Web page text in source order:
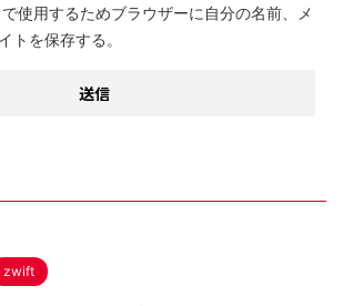
使用するためブラウザーに自分の名前、メ
トを保存する。
zwift